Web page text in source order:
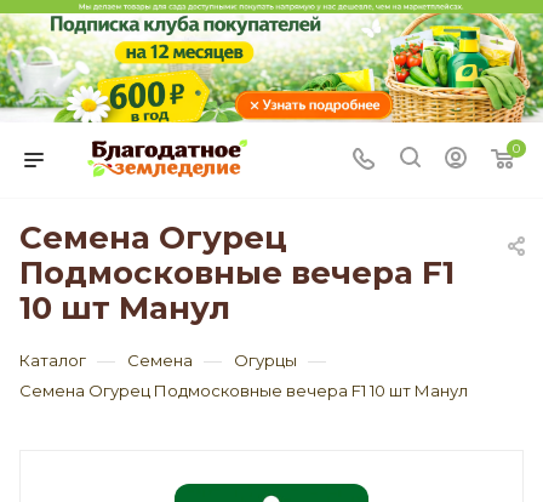
0
Семена Огурец
Подмосковные вечера F1
10 шт Манул
Каталог — Семена — Огурцы —
Семена Огурец Подмосковные вечера F1 10 шт Манул